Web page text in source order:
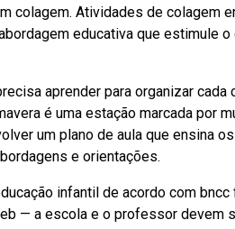
colagem. Atividades de colagem
educativa que estimule
aprender para organizar cada
é uma estação marcada por
um plano de aula que ensina
e orientações.
infantil de acordo com
— a escola e o professor devem